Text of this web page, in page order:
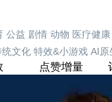
公益 剧情 动物 医疗健康
统文化 特效&小游戏 AI原
点赞增量